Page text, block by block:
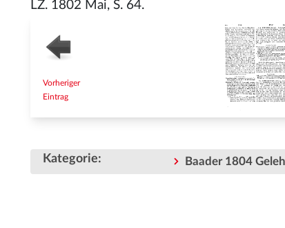
LZ. 1802 Mai, S. 64.
Vorheriger
Eintrag
Kategorie: Baader 1804